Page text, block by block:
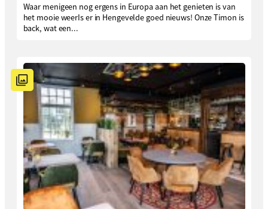
Waar menigeen nog ergens in Europa aan het genieten is van
het mooie weerIs er in Hengevelde goed nieuws! Onze Timon is
back, wat een...